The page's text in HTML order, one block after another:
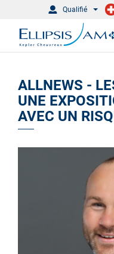
Qualifié
ALLNEWS -
UNE
AVEC UN